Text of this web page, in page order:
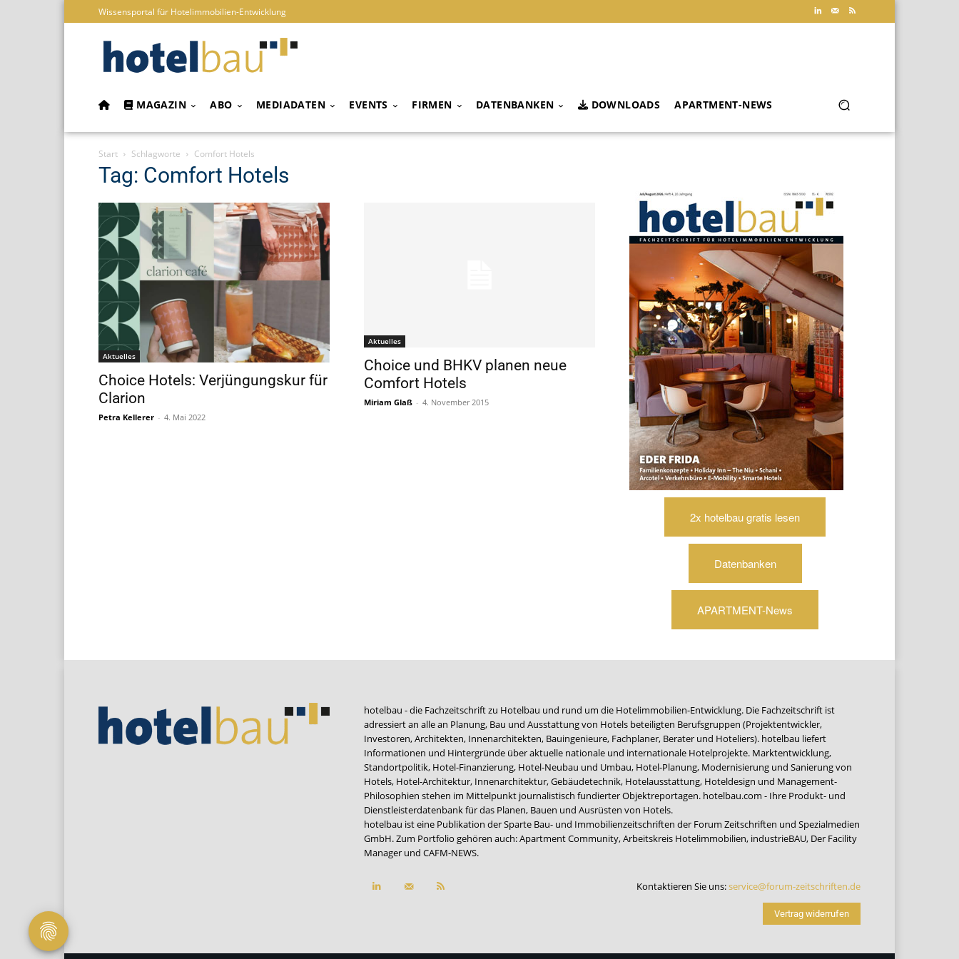
Wissensportal für Hotelimmobilien-Entwicklung
MAGAZIN ABO MEDIADATEN EVENTS FIRMEN DATENBANKEN DOWNLOADS APARTMENT-NEWS
Start Schlagworte Comfort Hotels
Tag: Comfort Hotels
Aktuelles
Choice Hotels: Verjüngungskur für
Clarion
Petra Kellerer - 4. Mai 2022
Aktuelles
Choice und BHKV planen neue
Comfort Hotels
Miriam Glaß - 4. November 2015
2x hotelbau gratis lesen
Datenbanken
APARTMENT-News
hotelbau - die Fachzeitschrift zu Hotelbau und rund um die Hotelimmobilien-Entwicklung. Die Fachzeitschrift ist
adressiert an alle an Planung, Bau und Ausstattung von Hotels beteiligten Berufsgruppen (Projektentwickler,
Investoren, Architekten, Innenarchitekten, Bauingenieure, Fachplaner, Berater und Hoteliers). hotelbau liefert
Informationen und Hintergründe über aktuelle nationale und internationale Hotelprojekte. Marktentwicklung,
Standortpolitik, Hotel-Finanzierung, Hotel-Neubau und Umbau, Hotel-Planung, Modernisierung und Sanierung von
Hotels, Hotel-Architektur, Innenarchitektur, Gebäudetechnik, Hotelausstattung, Hoteldesign und Management-
Philosophien stehen im Mittelpunkt journalistisch fundierter Objektreportagen. hotelbau.com - Ihre Produkt- und
Dienstleisterdatenbank für das Planen, Bauen und Ausrüsten von Hotels.
hotelbau ist eine Publikation der Sparte Bau- und Immobilienzeitschriften der Forum Zeitschriften und Spezialmedien
GmbH. Zum Portfolio gehören auch:Apartment Community,Arbeitskreis Hotelimmobilien, industrieBAU, Der Facility
Manager und CAFM-NEWS.
Kontaktieren Sie uns:service@forum-zeitschriften.de
Vertrag widerrufen